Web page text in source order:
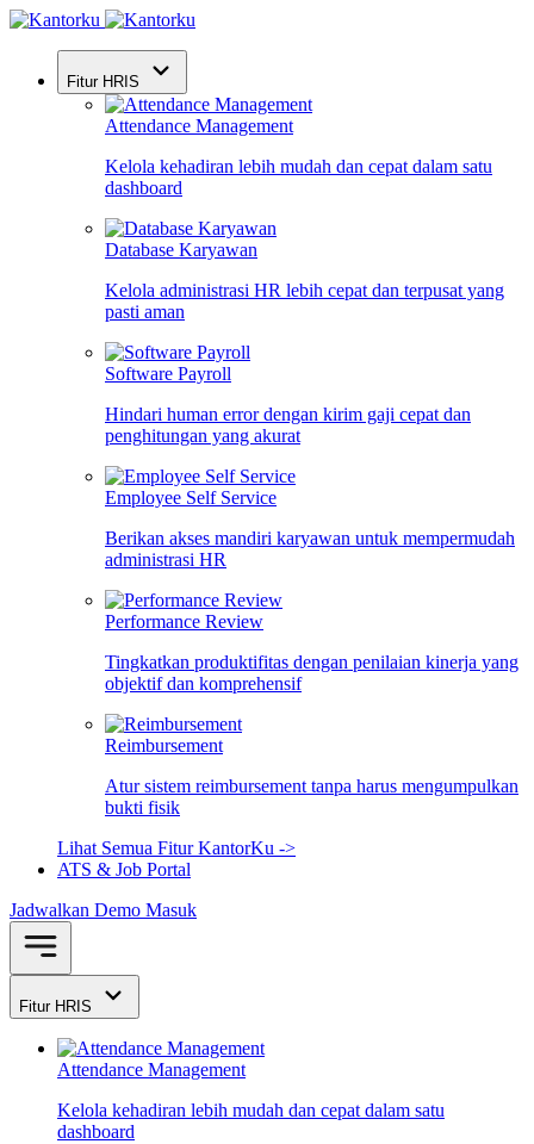
Fitur HRIS
Attendance Management
Kelola kehadiran lebih mudah dan cepat dalam satu
dashboard
Database Karyawan
Kelola administrasi HR lebih cepat dan terpusat yang
pasti aman
Software Payroll
Hindari human error dengan kirim gaji cepat dan
penghitungan yang akurat
Employee Self Service
Berikan akses mandiri karyawan untuk mempermudah
administrasi HR
Performance Review
Tingkatkan produktifitas dengan penilaian kinerja yang
objektif dan komprehensif
Reimbursement
Atur sistem reimbursement tanpa harus mengumpulkan
bukti fisik
Lihat Semua Fitur KantorKu ->
ATS & Job Portal
Jadwalkan Demo Masuk
Fitur HRIS
Attendance Management
Kelola kehadiran lebih mudah dan cepat dalam satu
dashboard